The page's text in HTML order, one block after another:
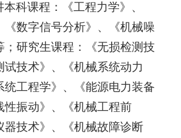
科课程：《工程力学》、
《数字信号分析》、《机械噪
；研究生课程：《无损检测技
试技术》、《机械系统动力
统工程学》、《能源电力装备
性振动》、《机械工程前
器技术》、《机械故障诊断